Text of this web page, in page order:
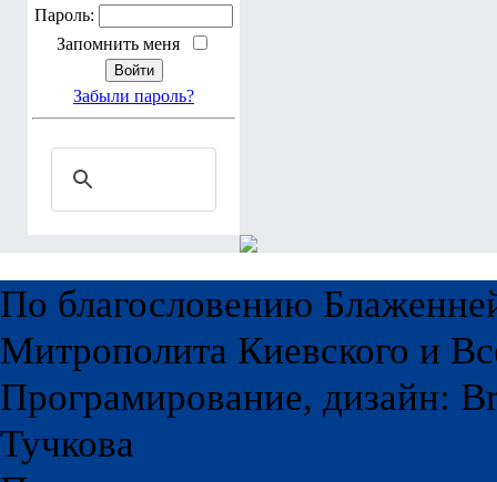
Пароль:
Запомнить меня
Забыли пароль?
По благословению
Митрополита Киевского и
Програмирование, дизайн:
Тучкова